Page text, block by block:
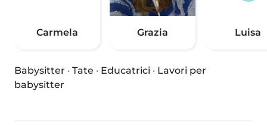
Carmela Grazia Luisa
Babysitter · Tate · Educatrici · Lavori per
babysitter